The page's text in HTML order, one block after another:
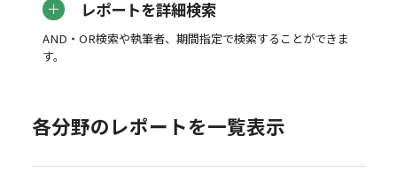
レポートを詳細検索
AND・OR検索や執筆者、期間指定で検索することができま
す。
各分野のレポートを一覧表示